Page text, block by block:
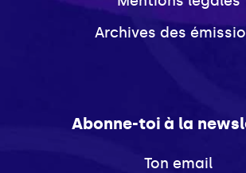
Archives des
Abonne-toi à la
Ton email